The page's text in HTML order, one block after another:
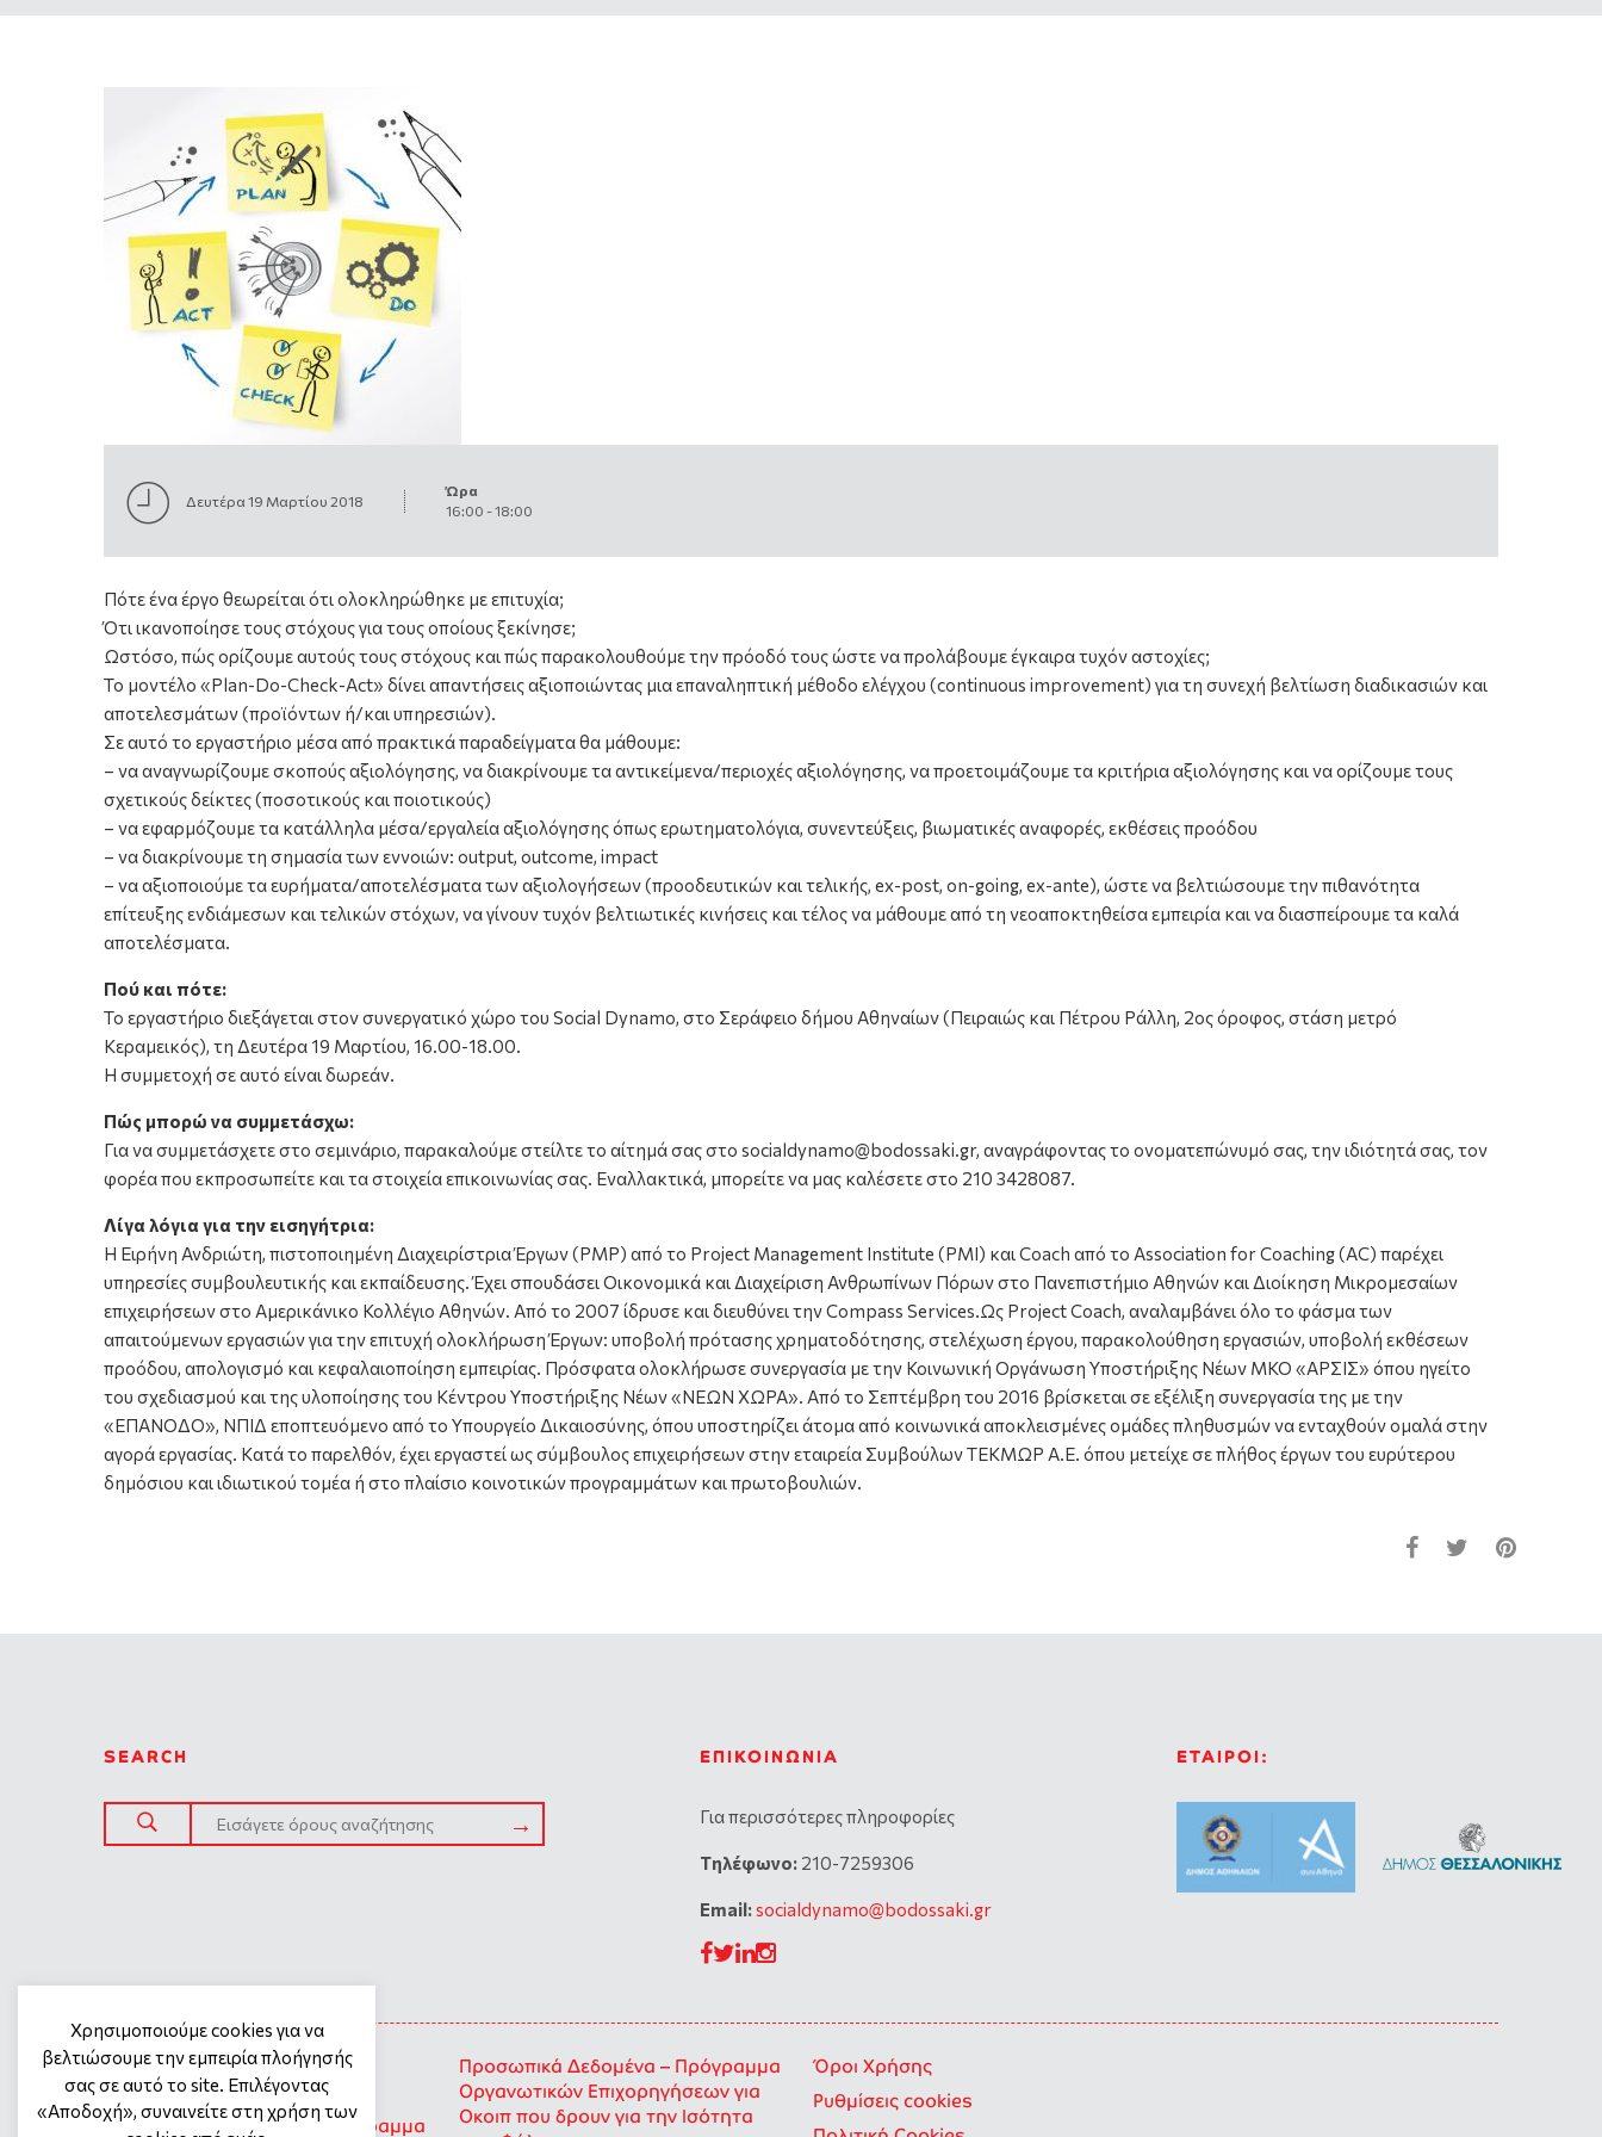
Δευτέρα 19 Μαρτίου 2018
Ώρα
16:00 -18:00
Πότε ένα έργο θεωρείται ότι ολοκληρώθηκε με επιτυχία;
Ότι ικανοποίησε τους στόχους για τους οποίους ξεκίνησε;
Ωστόσο, πώς ορίζουμε αυτούς τους στόχους και πώς παρακολουθούμε την πρόοδό τους ώστε να προλάβουμε έγκαιρα τυχόν αστοχίες;
Το μοντέλο «Plan-Do-Check-Act» δίνει απαντήσεις αξιοποιώντας μια επαναληπτική μέθοδο ελέγχου (continuous improvement) για τη συνεχή βελτίωση διαδικασιών και
αποτελεσμάτων (προϊόντων ή/και υπηρεσιών).
Σε αυτό το εργαστήριο μέσα από πρακτικά παραδείγματα θα μάθουμε:
– να αναγνωρίζουμε σκοπούς αξιολόγησης, να διακρίνουμε τα αντικείμενα/περιοχές αξιολόγησης, να προετοιμάζουμε τα κριτήρια αξιολόγησης και να ορίζουμε τους
σχετικούς δείκτες (ποσοτικούς και ποιοτικούς)
– να εφαρμόζουμε τα κατάλληλα μέσα/εργαλεία αξιολόγησης όπως ερωτηματολόγια, συνεντεύξεις, βιωματικές αναφορές, εκθέσεις προόδου
– να διακρίνουμε τη σημασία των εννοιών: output, outcome, impact
– να αξιοποιούμε τα ευρήματα/αποτελέσματα των αξιολογήσεων (προοδευτικών και τελικής, ex-post, on-going, ex-ante), ώστε να βελτιώσουμε την πιθανότητα
επίτευξης ενδιάμεσων και τελικών στόχων, να γίνουν τυχόν βελτιωτικές κινήσεις και τέλος να μάθουμε από τη νεοαποκτηθείσα εμπειρία και να διασπείρουμε τα καλά
αποτελέσματα.
Πού και πότε:
Το εργαστήριο διεξάγεται στον συνεργατικό χώρο του Social Dynamo, στο Σεράφειο δήμου Αθηναίων (Πειραιώς και Πέτρου Ράλλη, 2ος όροφος, στάση μετρό
Κεραμεικός), τη Δευτέρα 19 Μαρτίου, 16.00-18.00.
Η συμμετοχή σε αυτό είναι δωρεάν.
Πώς μπορώ να συμμετάσχω:
Για να συμμετάσχετε στο σεμινάριο, παρακαλούμε στείλτε το αίτημά σας στο socialdynamo@bodossaki.gr, αναγράφοντας το ονοματεπώνυμό σας, την ιδιότητά σας, τον
φορέα που εκπροσωπείτε και τα στοιχεία επικοινωνίας σας. Εναλλακτικά, μπορείτε να μας καλέσετε στο 210 3428087.
Λίγα λόγια για την εισηγήτρια:
Η Ειρήνη Ανδριώτη, πιστοποιημένη Διαχειρίστρια Έργων (PMP) από το Project Management Institute (PMI) και Coach από το Association for Coaching (AC) παρέχει
υπηρεσίες συμβουλευτικής και εκπαίδευσης. Έχει σπουδάσει Οικονομικά και Διαχείριση Ανθρωπίνων Πόρων στο Πανεπιστήμιο Αθηνών και Διοίκηση Μικρομεσαίων
επιχειρήσεων στο Αμερικάνικο Κολλέγιο Αθηνών. Από το 2007 ίδρυσε και διευθύνει την Compass Services.Ως Project Coach, αναλαμβάνει όλο το φάσμα των
απαιτούμενων εργασιών για την επιτυχή ολοκλήρωση Έργων: υποβολή πρότασης χρηματοδότησης, στελέχωση έργου, παρακολούθηση εργασιών, υποβολή εκθέσεων
προόδου, απολογισμό και κεφαλαιοποίηση εμπειρίας. Πρόσφατα ολοκλήρωσε συνεργασία με την Κοινωνική Οργάνωση Υποστήριξης Νέων ΜΚΟ «ΑΡΣΙΣ» όπου ηγείτο
του σχεδιασμού και της υλοποίησης του Κέντρου Υποστήριξης Νέων «ΝΕΩΝ ΧΩΡΑ». Από το Σεπτέμβρη του 2016 βρίσκεται σε εξέλιξη συνεργασία της με την
«ΕΠΑΝΟΔΟ», ΝΠΙΔ εποπτευόμενο από το Υπουργείο Δικαιοσύνης, όπου υποστηρίζει άτομα από κοινωνικά αποκλεισμένες ομάδες πληθυσμών να ενταχθούν ομαλά στην
αγορά εργασίας. Κατά το παρελθόν, έχει εργαστεί ως σύμβουλος επιχειρήσεων στην εταιρεία Συμβούλων ΤΕΚΜΩΡ Α.Ε. όπου μετείχε σε πλήθος έργων του ευρύτερου
δημόσιου και ιδιωτικού τομέα ή στο πλαίσιο κοινοτικών προγραμμάτων και πρωτοβουλιών.
SEARCH ΕΠΙΚΟΙΝΩΝΊΑ
Για περισσότερες πληροφορίες
Tηλέφωνο: 210-7259306
Email:socialdynamo@bodossaki.gr
ΕΤΑΙΡΟΙ:
Γενική πολιτική προστασίας
προσωπικών δεδομένων
Προσωπικά Δεδομένα – Πρόγραμμα
Προσωπικά Δεδομένα – Πρόγραμμα
Οργανωτικών Επιχορηγήσεων για
Οκοιπ που δρουν για την Ισότητα
Όροι Χρήσης
Ρυθμίσεις cookies
Χρησιμοποιούμε cookies για να
βελτιώσουμε την εμπειρία πλοήγησής
σας σε αυτό το site. Επιλέγοντας
«Αποδοχή», συναινείτε στη χρήση των